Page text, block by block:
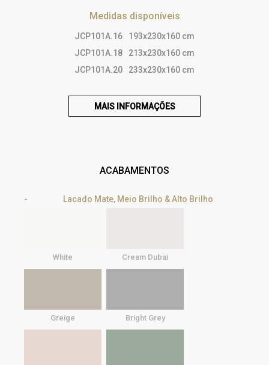
Medidas disponíveis
JCP101A.16
193x230x160 cm
JCP101A.18
213x230x160 cm
JCP101A.20
233x230x160 cm
MAIS INFORMAÇÕES
ACABAMENTOS
Lacado Mate, Meio Brilho & Alto Brilho
White Cream Dubai
Greige Bright Grey